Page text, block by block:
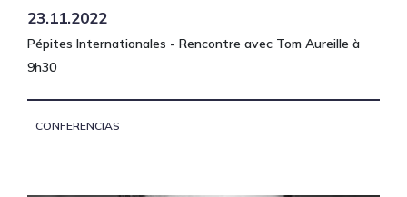
23.11.2022
Pépites Internationales - Rencontre avec Tom Aureille à
9h30
CONFERENCIAS